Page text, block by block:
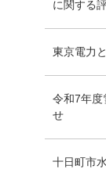
に関する
東京電力
令和7年度
せ
十日町市